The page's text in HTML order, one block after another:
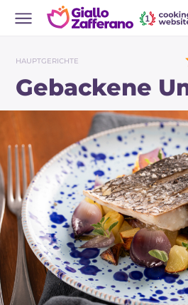
HAUPTGERICHTE
Gebackene